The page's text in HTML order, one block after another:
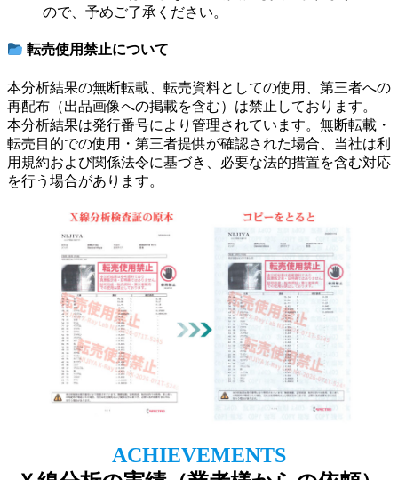
ので、予めご了承ください。
転売使用禁止について
本分析結果の無断転載、転売資料としての使用、第三者への
再配布（出品画像への掲載を含む）は禁止しております。
本分析結果は発行番号により管理されています。無断転載・
転売目的での使用・第三者提供が確認された場合、当社は利
用規約および関係法令に基づき、必要な法的措置を含む対応
を行う場合があります。
ACHIEVEMENTS